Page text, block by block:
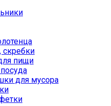
скребки
пищи
для мусора